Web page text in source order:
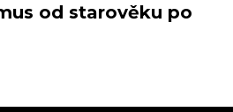
od starověku po